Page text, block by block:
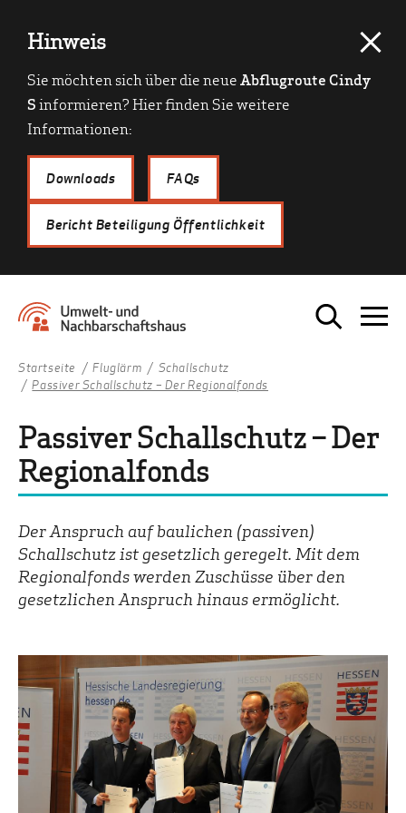
Hinweis
Sie möchten sich über die neueAbflugroute Cindy
Sinformieren? Hier finden Sie weitere
Informationen:
Downloads FAQs
Bericht Beteiligung Öffentlichkeit
Startseite Fluglärm
Schallschutz
Passiver Schallschutz – Der Regionalfonds
Passiver Schallschutz – Der
Regionalfonds
Der Anspruch auf baulichen (passiven)
Schallschutz ist gesetzlich geregelt. Mit dem
Regionalfonds werden Zuschüsse über den
gesetzlichen Anspruch hinaus ermöglicht.